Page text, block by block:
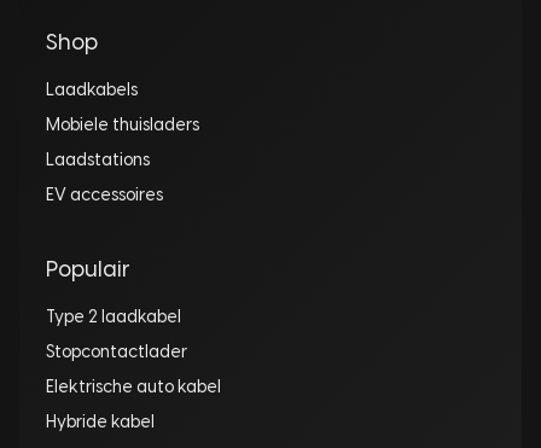
Shop
Laadkabels
Mobiele thuisladers
Laadstations
EV accessoires
Populair
Type 2 laadkabel
Stopcontactlader
Elektrische auto kabel
Hybride kabel